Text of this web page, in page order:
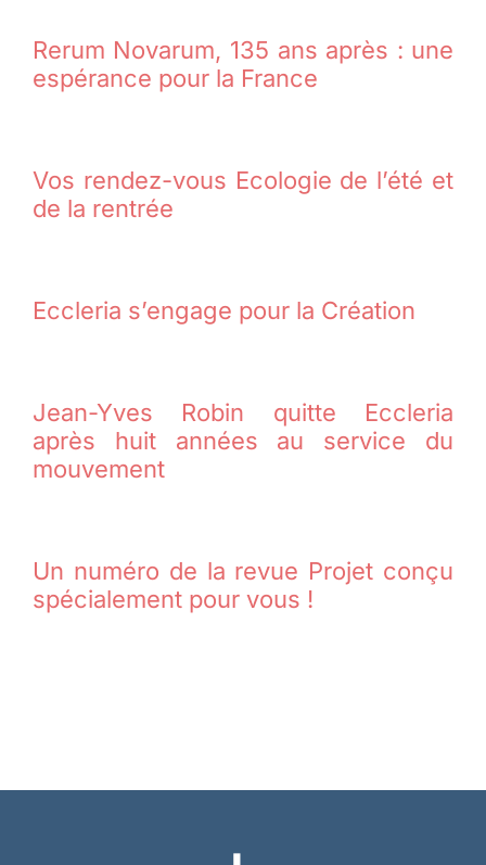
Rerum Novarum, 135 ans après : une
espérance pour la France
Vos rendez-vous Ecologie de l’été et
de la rentrée
Eccleria s’engage pour la Création
Jean-Yves Robin quitte Eccleria
après huit années au service du
mouvement
Un numéro de la revue Projet conçu
spécialement pour vous !